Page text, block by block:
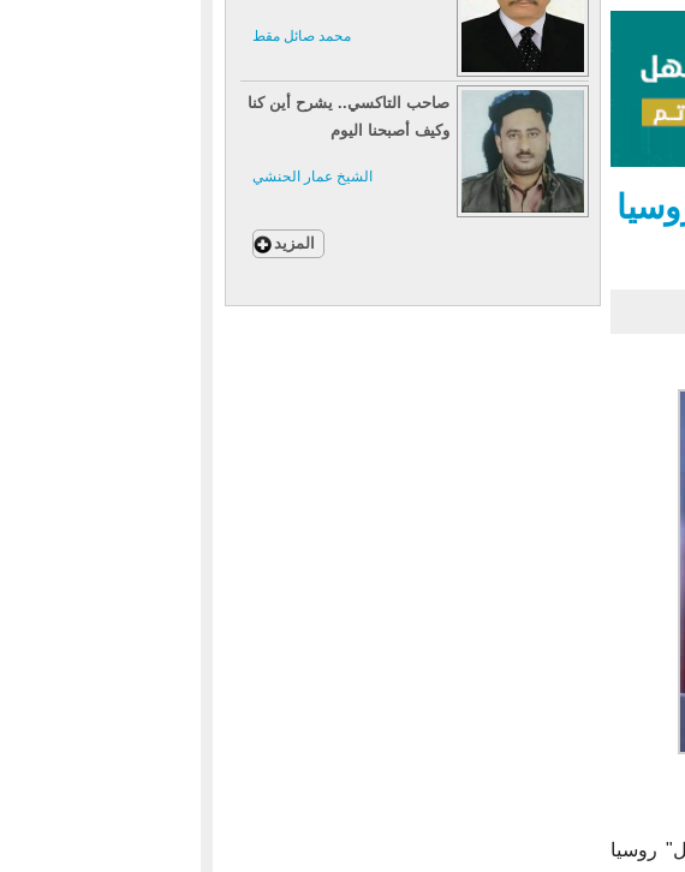
محمد صائل مقط
صاحب التاكسي.. يشرح أين كنا
وكيف أصبحنا اليوم
الشيخ عمار الحنشي
المزيد
روسيا